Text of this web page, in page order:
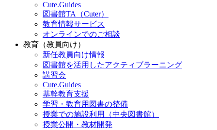
Cute.Guides
図書館TA（Cuter）
教育情報サービス
オンラインでのご相談
教育（教員向け）
新任教員向け情報
図書館を活用したアクティブラーニング
講習会
Cute.Guides
基幹教育支援
学習・教育用図書の整備
授業での施設利用（中央図書館）
授業公開・教材開発